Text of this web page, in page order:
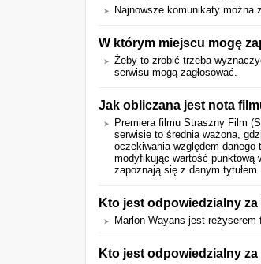
Najnowsze komunikaty można
W którym miejscu mogę
Żeby to zrobić trzeba
serwisu mogą zagłosować.
Jak obliczana jest nota
Premiera filmu Straszny Film
serwisie to średnia ważona,
oczekiwania względem
modyfikując wartość punktową
zapoznają się z danym tytułem.
Kto jest odpowiedzialny za
Marlon Wayans jest
Kto jest odpowiedzialny